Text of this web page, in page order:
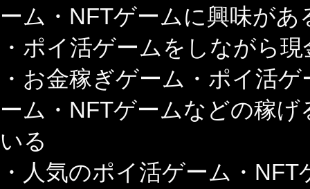
ーム・NFTゲームに興味があ
・ポイ活ゲームをしながら
・お金稼ぎゲーム・ポイ活
ーム・NFTゲームなどの稼
いる
・人気のポイ活ゲーム・